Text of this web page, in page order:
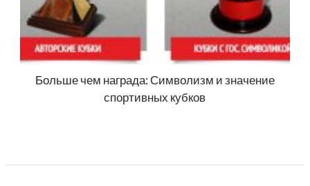
Больше чем награда: Символизм и значение
спортивных кубков